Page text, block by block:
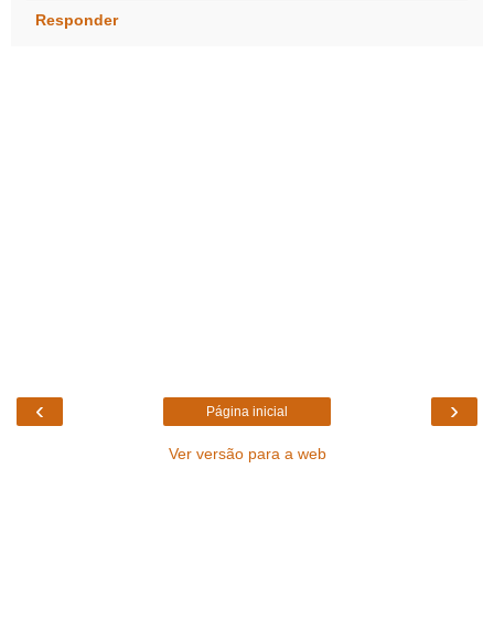
Responder
‹ ›
Página inicial
Ver versão para a web